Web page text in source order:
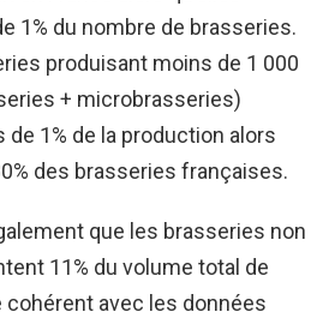
1% du nombre de brasseries.
produisant moins de 1 000
+ microbrasseries)
1% de la production alors
des brasseries françaises.
que les brasseries non
11% du volume total de
avec les données